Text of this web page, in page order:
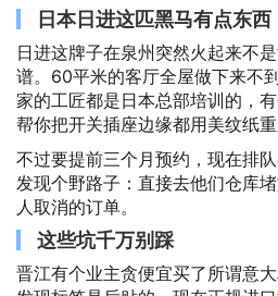
日本日进这匹黑马有点东西
日进这牌子在泉州突然火起来不
谱。60平米的客厅全屋做下来不
家的工匠都是日本总部培训的，
帮你把开关插座边缘都用美纹纸重
不过要提前三个月预约，现在排
发现个野路子：直接去他们仓库
人取消的订单。
这些坑千万别踩
晋江有个业主贪便宜买了所谓意